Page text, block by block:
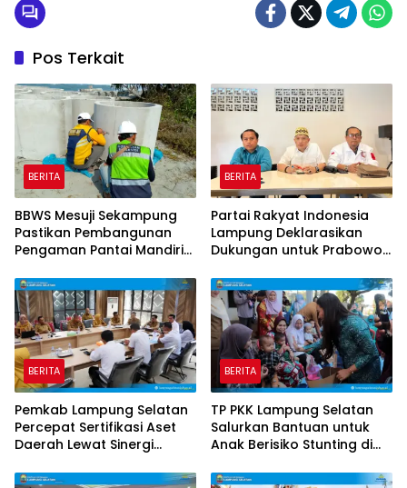
Pos Terkait
BERITA
BBWS Mesuji Sekampung
Pastikan Pembangunan
Pengaman Pantai Mandiri
Spesifikasi Teknis
BERITA
Partai Rakyat Indonesia
Lampung Deklarasikan
Dukungan untuk Prabowo
BERITA
Pemkab Lampung Selatan
Percepat Sertifikasi Aset
Daerah Lewat Sinergi
Pertanahan
BERITA
TP PKK Lampung Selatan
Salurkan Bantuan untuk
Anak Berisiko Stunting di